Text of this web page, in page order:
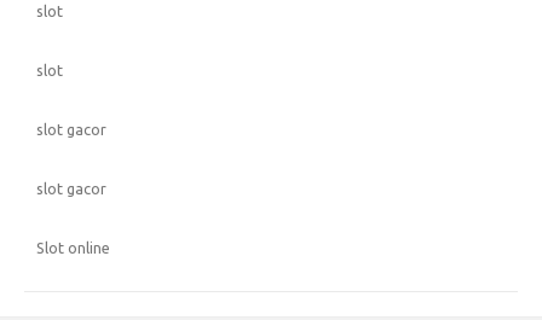
slot
slot
slot gacor
slot gacor
Slot online